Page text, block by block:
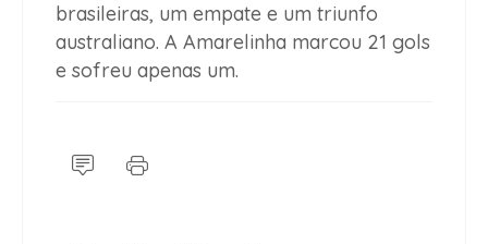
brasileiras, um empate e um triunfo
australiano. A Amarelinha marcou 21 gols
e sofreu apenas um.